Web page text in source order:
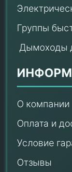
Группы
Дымоходы
О компании
Оплата и
Условие
Отзывы